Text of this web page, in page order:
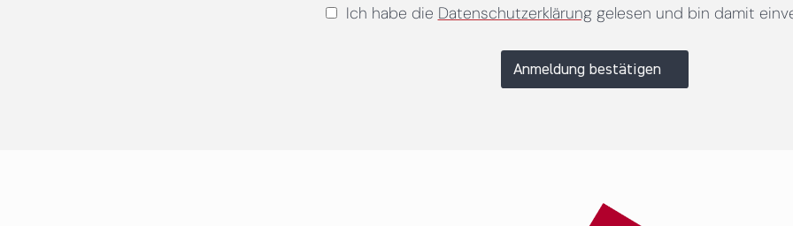
Ich habe die Datenschutzerklärunggelesen und bin damit
Anmeldung bestätigen